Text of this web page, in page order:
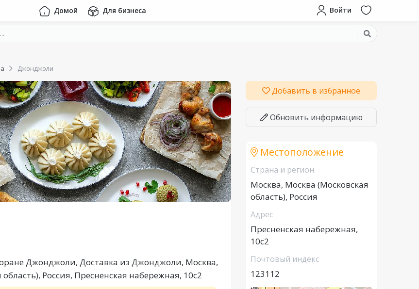
Домой Для бизнеса Войти
Джонджоли
Джонджоли, Доставка из Джонджоли, Москва,
Россия, Пресненская набережная, 10с2
Добавить в избранное
Обновить информацию
Местоположение
Страна и регион
Москва, Москва (Московская
область), Россия
Адрес
Пресненская набережная,
10с2
Почтовый индекс
123112